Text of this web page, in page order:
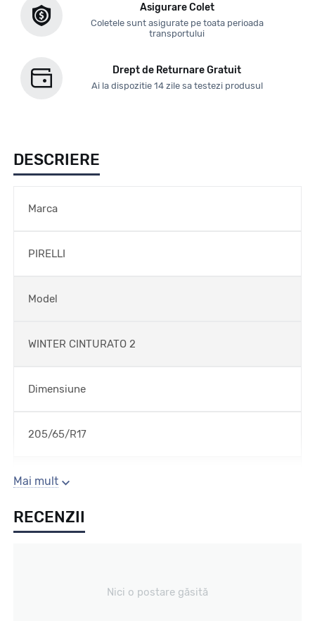
Asigurare Colet
Coletele sunt asigurate pe toata perioada
transportului
Drept de Returnare Gratuit
Ai la dispozitie 14 zile sa testezi produsul
DESCRIERE
Marca
PIRELLI
Model
WINTER CINTURATO 2
Dimensiune
205/65/R17
Sezon
Iarna
Mai mult
RECENZII
Nici o postare găsită